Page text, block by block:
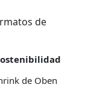
de
de Oben